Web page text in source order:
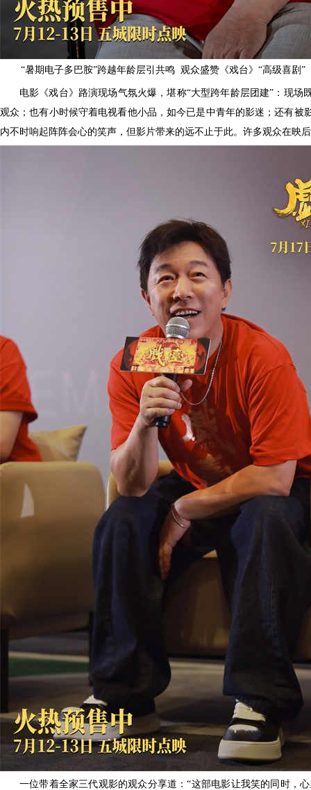
“暑期电子多巴胺”跨越年龄层引共鸣 观众盛赞《戏台》“高级喜剧”
电影《戏台》路演现场气氛火爆，堪称“大型跨年龄层团建”：现场
观众；也有小时候守着电视看他小品，如今已是中青年的影迷；还有被
内不时响起阵阵会心的笑声 ，但影片带来的远不止于此。许多观众在映
一位带着全家三代观影的观众分享道：“这部电影让我笑的同时，